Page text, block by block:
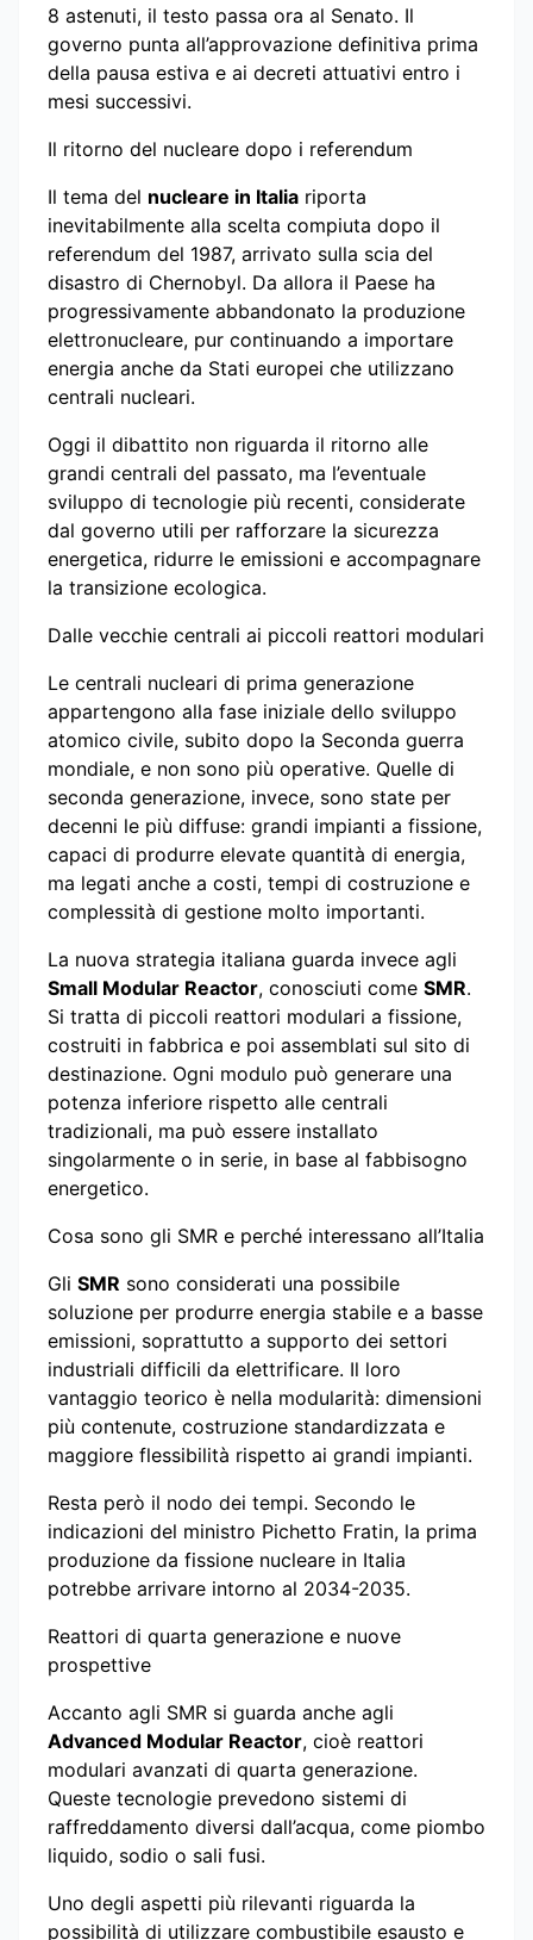
8 astenuti, il testo passa ora al Senato. Il
governo punta all’approvazione definitiva prima
della pausa estiva e ai decreti attuativi entro i
mesi successivi.
Il ritorno del nucleare dopo i referendum
Il tema del nucleare in Italia riporta
inevitabilmente alla scelta compiuta dopo il
referendum del 1987, arrivato sulla scia del
disastro di Chernobyl. Da allora il Paese ha
progressivamente abbandonato la produzione
elettronucleare, pur continuando a importare
energia anche da Stati europei che utilizzano
centrali nucleari.
Oggi il dibattito non riguarda il ritorno alle
grandi centrali del passato, ma l’eventuale
sviluppo di tecnologie più recenti, considerate
dal governo utili per rafforzare la sicurezza
energetica, ridurre le emissioni e accompagnare
la transizione ecologica.
Dalle vecchie centrali ai piccoli reattori modulari
Le centrali nucleari di prima generazione
appartengono alla fase iniziale dello sviluppo
atomico civile, subito dopo la Seconda guerra
mondiale, e non sono più operative. Quelle di
seconda generazione, invece, sono state per
decenni le più diffuse: grandi impianti a fissione,
capaci di produrre elevate quantità di energia,
ma legati anche a costi, tempi di costruzione e
complessità di gestione molto importanti.
La nuova strategia italiana guarda invece agli
Small Modular Reactor, conosciuti come SMR.
Si tratta di piccoli reattori modulari a fissione,
costruiti in fabbrica e poi assemblati sul sito di
destinazione. Ogni modulo può generare una
potenza inferiore rispetto alle centrali
tradizionali, ma può essere installato
singolarmente o in serie, in base al fabbisogno
energetico.
Cosa sono gli SMR e perché interessano all’Italia
Gli SMR sono considerati una possibile
soluzione per produrre energia stabile e a basse
emissioni, soprattutto a supporto dei settori
industriali difficili da elettrificare. Il loro
vantaggio teorico è nella modularità: dimensioni
più contenute, costruzione standardizzata e
maggiore flessibilità rispetto ai grandi impianti.
Resta però il nodo dei tempi. Secondo le
indicazioni del ministro Pichetto Fratin, la prima
produzione da fissione nucleare in Italia
potrebbe arrivare intorno al 2034-2035.
Reattori di quarta generazione e nuove
prospettive
Accanto agli SMR si guarda anche agli
Advanced Modular Reactor, cioè reattori
modulari avanzati di quarta generazione.
Queste tecnologie prevedono sistemi di
raffreddamento diversi dall’acqua, come piombo
liquido, sodio o sali fusi.
Uno degli aspetti più rilevanti riguarda la
possibilità di utilizzare combustibile esausto e